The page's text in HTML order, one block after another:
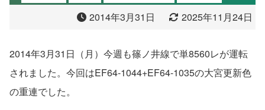
2014年3月31日 2025年11月24日
2014年3月31日（月）今週も篠ノ井線で単8560レが運転
されました。今回はEF64-1044+EF64-1035の大宮更新色
の重連でした。